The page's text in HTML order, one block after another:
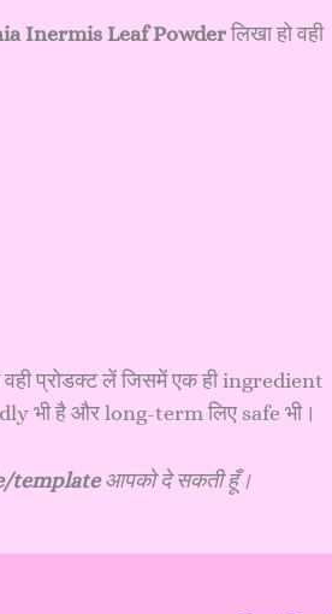
Inermis Leaf Powderलिखा हो वही
प्रोडक्ट लें जिसमें एक ही ingredient
भी है और long-term लिए safe भी।
templateआपको दे सकती हूँ।